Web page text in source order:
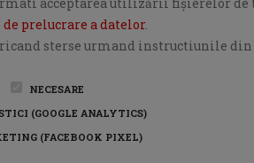
prelucrare a datelor.
sterse urmand instructiunile din
NECESARE
(GOOGLE ANALYTICS)
(FACEBOOK PIXEL)